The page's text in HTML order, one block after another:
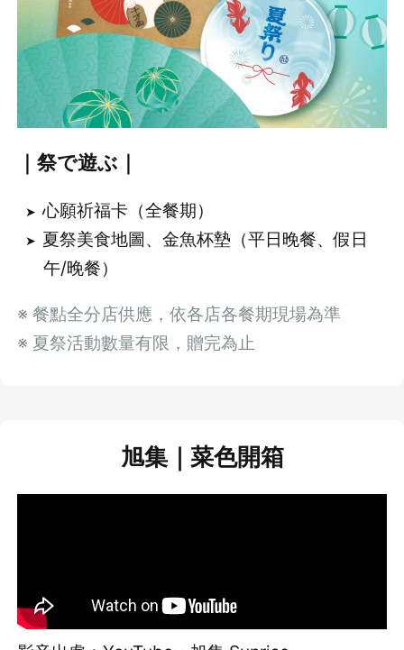
｜祭で遊ぶ｜
心願祈福卡（全餐期）
夏祭美食地圖、金魚杯墊（平日晚餐、假日
午/晚餐）
※ 餐點全分店供應，依各店各餐期現場為準
※ 夏祭活動數量有限，贈完為止
旭集｜菜色開箱